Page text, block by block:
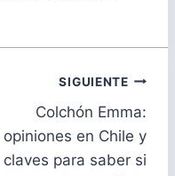
SIGUIENTE
Colchón Emma:
opiniones en Chile y
claves para saber si